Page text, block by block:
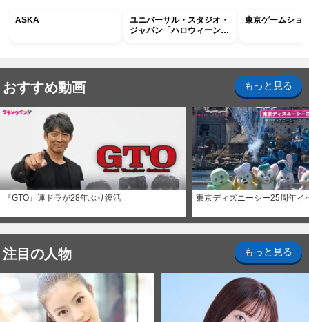
ASKA
ユニバーサル・スタジオ・
ジャパン「ハロウィーン・
東京ゲームショ
おすすめ動画 もっと見る
『GTO』連ドラが28年ぶり復活 東京ディズニーシー25周年イ
注目の人物 もっと見る